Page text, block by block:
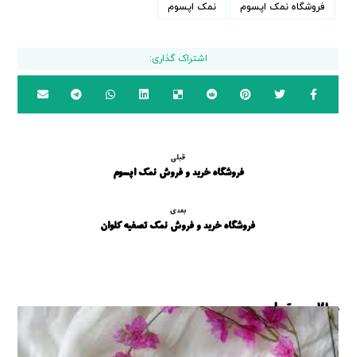
فروشگاه نمک اپسوم نمک اپسوم
قبلی
فروشگاه خرید و فروش نمک اپسوم
بعدی
فروشگاه خرید و فروش نمک تصفیه کلوان
مطالب مرتبط ...